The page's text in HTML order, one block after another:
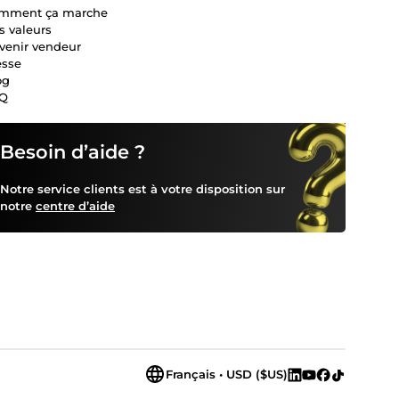
Besoin d’aide ?
Notre service clients est à votre disposition sur
notre centre d’aide
ça marche
valeurs
vendeur
Français • USD ($US)